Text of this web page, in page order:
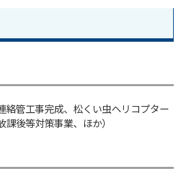
絡管工事完成、松くい虫ヘリコプター
後等対策事業、ほか）